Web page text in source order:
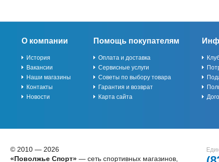
О компании
История
Вакансии
Наши магазины
Контакты
Новости
Помощь покупателям
Оплата и доставка
Сервисные услуги
Советы по выбору товара
Гарантия и возврат
Карта сайта
© 2010 — 2026
«Поволжье Спорт»— сеть спортивных магазинов,